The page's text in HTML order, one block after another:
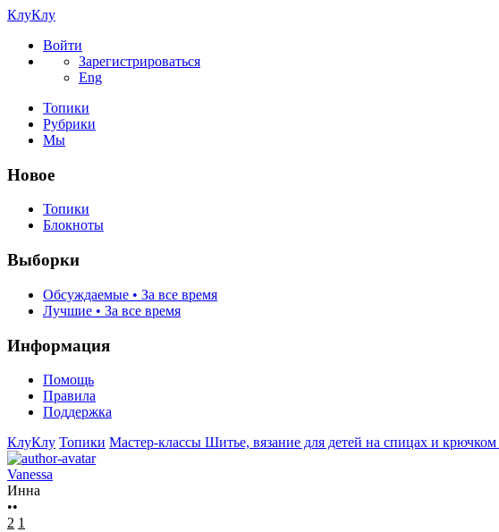
КлуКлу
Войти
Зарегистрироваться
Eng
Топики
Рубрики
Мы
Новое
Топики
Блокноты
Выборки
Обсуждаемые • За все время
Лучшие • За все время
Информация
Помощь
Правила
Поддержка
КлуКлу Топики Мастер-классы Шитье, вязание для детей на спицах и крючком
Vanessa
Инна
••
2 1